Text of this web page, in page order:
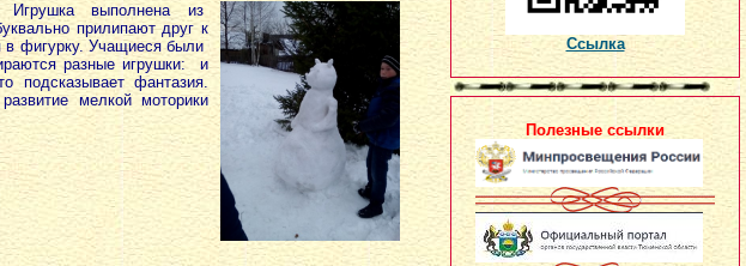
выполнена из
прилипают друг к
в фигурку. Учащиеся были
разные игрушки: и
подсказывает фантазия.
мелкой моторики
Ссылка
Полезные ссылки